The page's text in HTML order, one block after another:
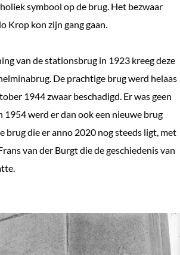
symbool op de brug. Het bezwaar
Krop kon zijn gang gaan.
van de stationsbrug in 1923 kreeg deze
De prachtige brug werd helaas
1944 zwaar beschadigd. Er was geen
1954 werd er dan ook een nieuwe brug
brug die er anno 2020 nog steeds ligt, met
van der Burgt die de geschiedenis van